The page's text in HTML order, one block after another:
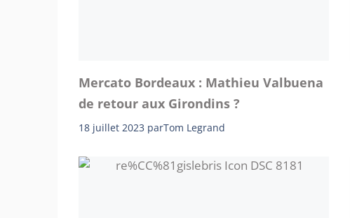
Mercato Bordeaux : Mathieu Valbuena
de retour aux Girondins ?
18 juillet 2023 parTom Legrand